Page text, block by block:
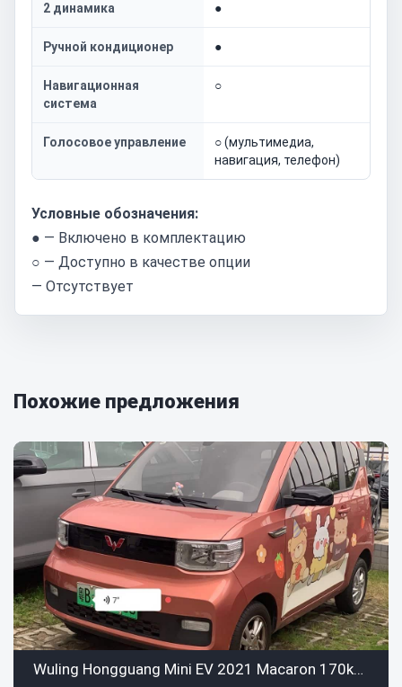
2 динамика ●
Ручной кондиционер ●
Навигационная
система
○
Голосовое управление
○ (мультимедиа,
навигация, телефон)
Условные обозначения:
● — Включено в комплектацию
○ — Доступно в качестве опции
— Отсутствует
Похожие предложения
Wuling Hongguang Mini EV 2021 Macaron 170km LFP